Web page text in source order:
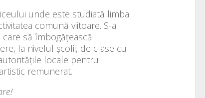
unde este studiată limba
comună viitoare. S-a
să îmbogățească
la nivelul școlii, de clase cu
locale pentru
remunerat.